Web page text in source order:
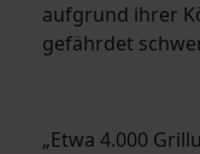
aufgrund ihrer
gefährdet
„Etwa 4.000